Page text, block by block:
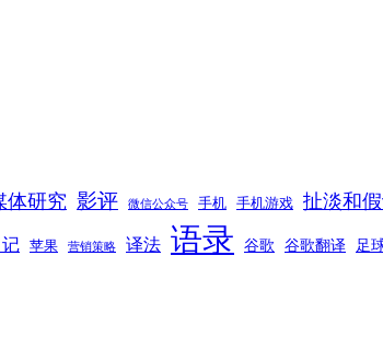
体研究 影评 微信公众号 手机 手机游戏 扯淡和
苹果 营销策略 译法 语录 谷歌 谷歌翻译 足